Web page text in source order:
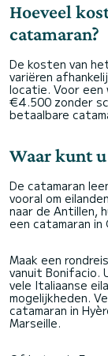
Hoeveel
catamaran?
De kosten van
variëren
locatie. Voor een
€4.500 zonder
betaalbare
Waar kunt
De catamaran
vooral om
naar de Antillen,
een catamaran in
Maak een
vanuit Bonifacio.
vele Italiaanse
mogelijkheden.
catamaran in
Marseille.